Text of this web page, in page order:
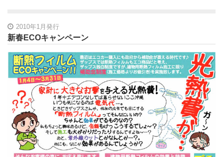
2010年1月発行
新春ECOキャンペーン